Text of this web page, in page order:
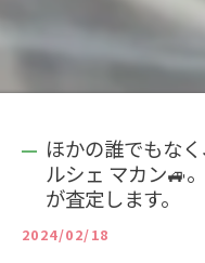
ほかの誰でもな
ルシェ マカン🚙
が査定します。
2024/02/18